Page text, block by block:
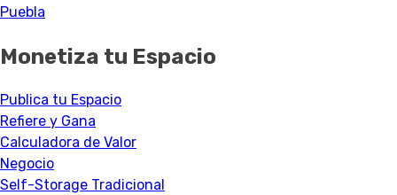
Puebla
Monetiza tu Espacio
Publica tu Espacio
Refiere y Gana
Calculadora de Valor
Negocio
Self-Storage Tradicional